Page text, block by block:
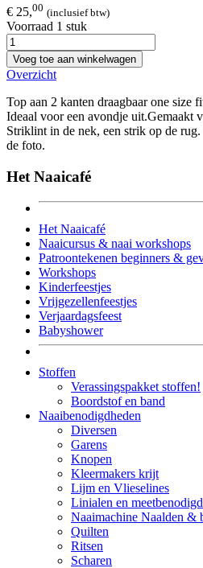
€ 25,00 (inclusief btw)
Voorraad 1 stuk
Voeg toe aan winkelwagen
Overzicht
Top aan 2 kanten draagbaar one size
Ideaal voor een avondje uit.Gemaakt
Striklint in de nek, een strik op de
de foto.
Het Naaicafé
Het Naaicafé
Naaicursus & naai workshops
Patroontekenen beginners &
Workshops
Kinderfeestjes
Vrijgezellenfeestjes
Verjaardagsfeest
Babyshower
Stoffen
Verassingspakket stoffen!
Boordstof en band
Naaibenodigdheden
Diversen
Garens
Knopen
Kleermakers krijt
Lijm en Vlieselines
Linialen en
Naaimachine Naalden &
Quilten
Ritsen
Scharen